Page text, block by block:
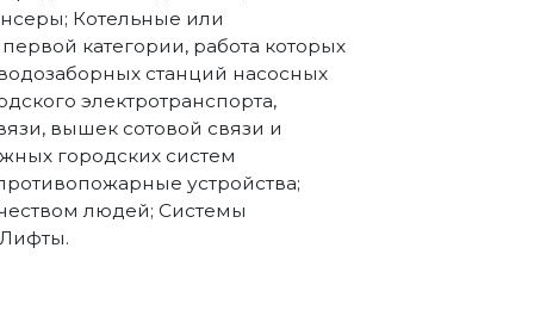
Котельные или
категории, работа которых
станций насосных
электротранспорта,
вышек сотовой связи и
городских систем
устройства;
людей; Системы